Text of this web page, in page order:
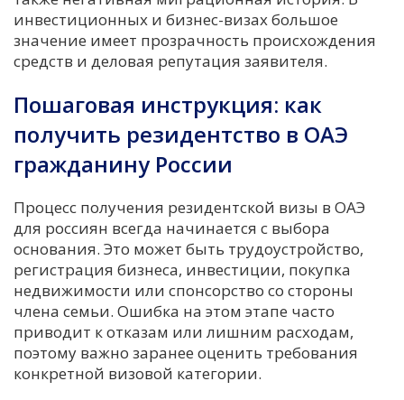
инвестиционных и бизнес-визах большое
значение имеет прозрачность происхождения
средств и деловая репутация заявителя.
Пошаговая инструкция: как
получить резидентство в ОАЭ
гражданину России
Процесс получения резидентской визы в ОАЭ
для россиян всегда начинается с выбора
основания. Это может быть трудоустройство,
регистрация бизнеса, инвестиции, покупка
недвижимости или спонсорство со стороны
члена семьи. Ошибка на этом этапе часто
приводит к отказам или лишним расходам,
поэтому важно заранее оценить требования
конкретной визовой категории.